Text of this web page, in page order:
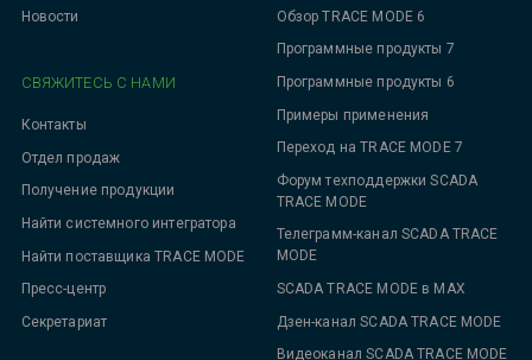
Новости
Обзор TRACE MODE 6
Программные продукты 7
Программные продукты 6
Примеры применения
Переход на TRACE MODE 7
Форум техподдержки SCADA
TRACE MODE
Телеграмм-канал SCADA TRACE
MODE
SCADA TRACE MODE в MAX
Дзен-канал SCADA TRACE MODE
Видеоканал SCADA TRACE MODE
СВЯЖИТЕСЬ С НАМИ
Контакты
Отдел продаж
Получение продукции
Найти системного интегратора
Найти поставщика TRACE MODE
Пресс-центр
Секретариат